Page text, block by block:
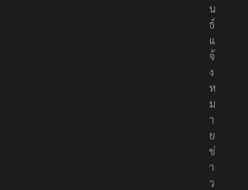
พั
น
ธ์
แ
จ้
ง
ห
ม
า
ย
ข่
า